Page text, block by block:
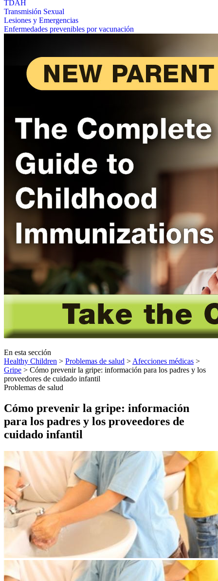
TDAH
Transmisión Sexual
Lesiones y Emergencias
Enfermedades prevenibles por vacunación
En esta sección
Healthy Children > Problemas de salud > Afecciones médicas >
Gripe > Cómo prevenir la gripe: información para los padres y los
proveedores de cuidado infantil
Problemas de salud
Cómo prevenir la gripe: información
para los padres y los proveedores de
cuidado infantil